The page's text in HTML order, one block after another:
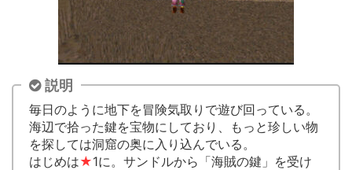
説明
毎日のように地下を冒険気取りで遊び回っている。
海辺で拾った鍵を宝物にしており、もっと珍しい物
を探しては洞窟の奥に入り込んでいる。
はじめは★1に。サンドルから「海賊の鍵」を受け